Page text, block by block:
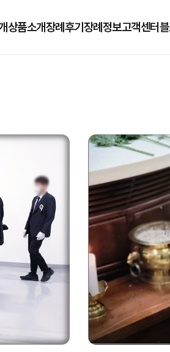
상품소개
279상품
79상품
장례후기 장례정보고객센터
코로나방역
직원채용공고